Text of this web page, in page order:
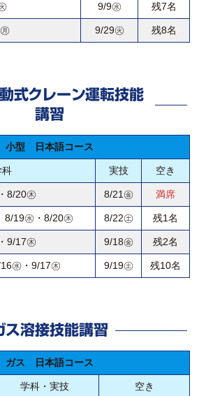
9/9㊌ 残7名
9/29㊋ 残8名
式クレーン運転技能
講習
小型 日本語コース
科 実技 空き
8/20㊍ 8/21㊎ 満席
8/19㊌・8/20㊍ 8/22㊏ 残1名
9/17㊍ 9/18㊎ 残2名
㊌・9/17㊍ 9/19㊏ 残10名
ス溶接技能講習
ガス 日本語コース
学科・実技 空き